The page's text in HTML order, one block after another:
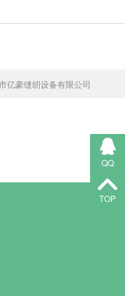
亿豪缝纫设备有限公司
QQ
TOP